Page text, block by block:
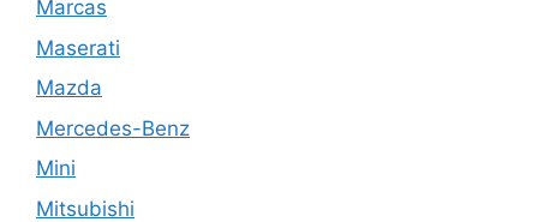
Marcas
Maserati
Mazda
Mercedes-Benz
Mini
Mitsubishi